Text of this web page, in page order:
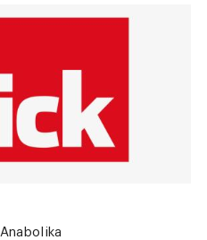
Anabolika